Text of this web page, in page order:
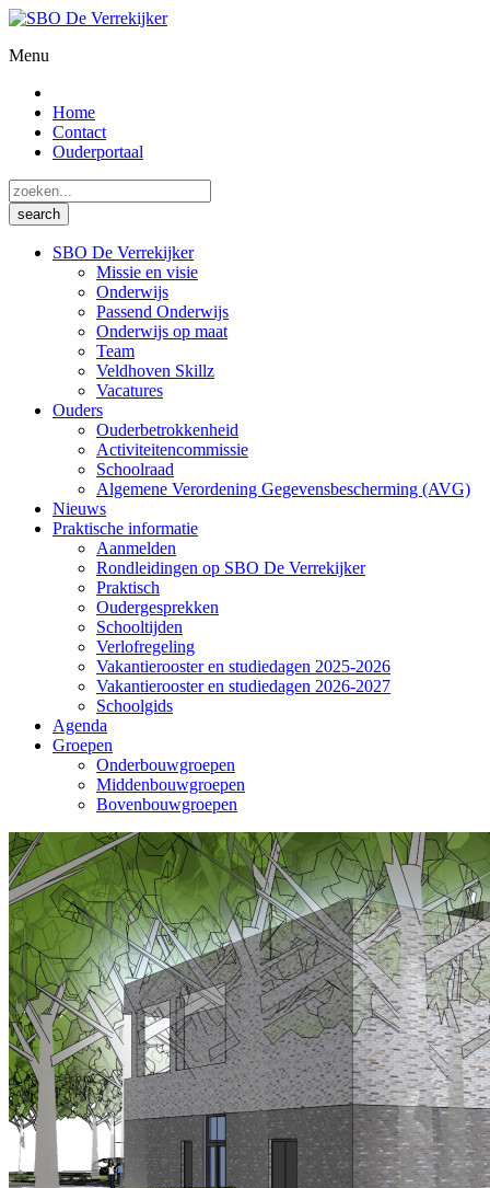
Menu
Home
Contact
Ouderportaal
SBO De Verrekijker
Missie en visie
Onderwijs
Passend Onderwijs
Onderwijs op maat
Team
Veldhoven Skillz
Vacatures
Ouders
Ouderbetrokkenheid
Activiteitencommissie
Schoolraad
Algemene Verordening Gegevensbescherming (AVG)
Nieuws
Praktische informatie
Aanmelden
Rondleidingen op SBO De Verrekijker
Praktisch
Oudergesprekken
Schooltijden
Verlofregeling
Vakantierooster en studiedagen 2025-2026
Vakantierooster en studiedagen 2026-2027
Schoolgids
Agenda
Groepen
Onderbouwgroepen
Middenbouwgroepen
Bovenbouwgroepen